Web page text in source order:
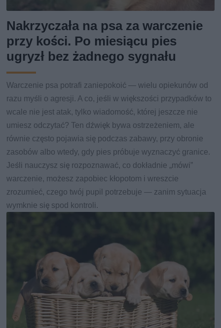
Nakrzyczała na psa za warczenie
przy kości. Po miesiącu pies
ugryzł bez żadnego sygnału
Warczenie psa potrafi zaniepokoić — wielu opiekunów od
razu myśli o agresji. A co, jeśli w większości przypadków to
wcale nie jest atak, tylko wiadomość, której jeszcze nie
umiesz odczytać? Ten dźwięk bywa ostrzeżeniem, ale
równie często pojawia się podczas zabawy, przy obronie
zasobów albo wtedy, gdy pies próbuje wyznaczyć granice.
Jeśli nauczysz się rozpoznawać, co dokładnie „mówi”
warczenie, możesz zapobiec kłopotom i wreszcie
zrozumieć, czego twój pupil potrzebuje — zanim sytuacja
wymknie się spod kontroli.